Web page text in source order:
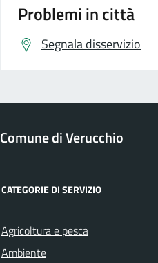
Problemi in città
Segnala disservizio
Comune di Verucchio
CATEGORIE DI SERVIZIO
Agricoltura e pesca
Ambiente